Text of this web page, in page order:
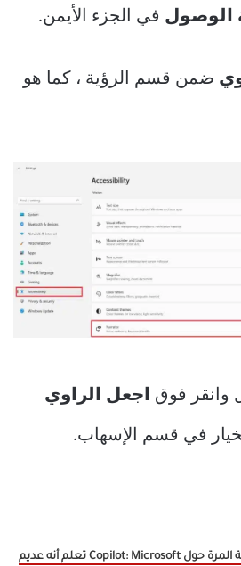
الوصول في الجزء الأيمن.
ضمن قسم الرؤية ، كما هو
اجعل الراوي
في قسم الإسهاب.
الحقيقة المرة حول Copilot: Microsoft تعلم أنه عديم